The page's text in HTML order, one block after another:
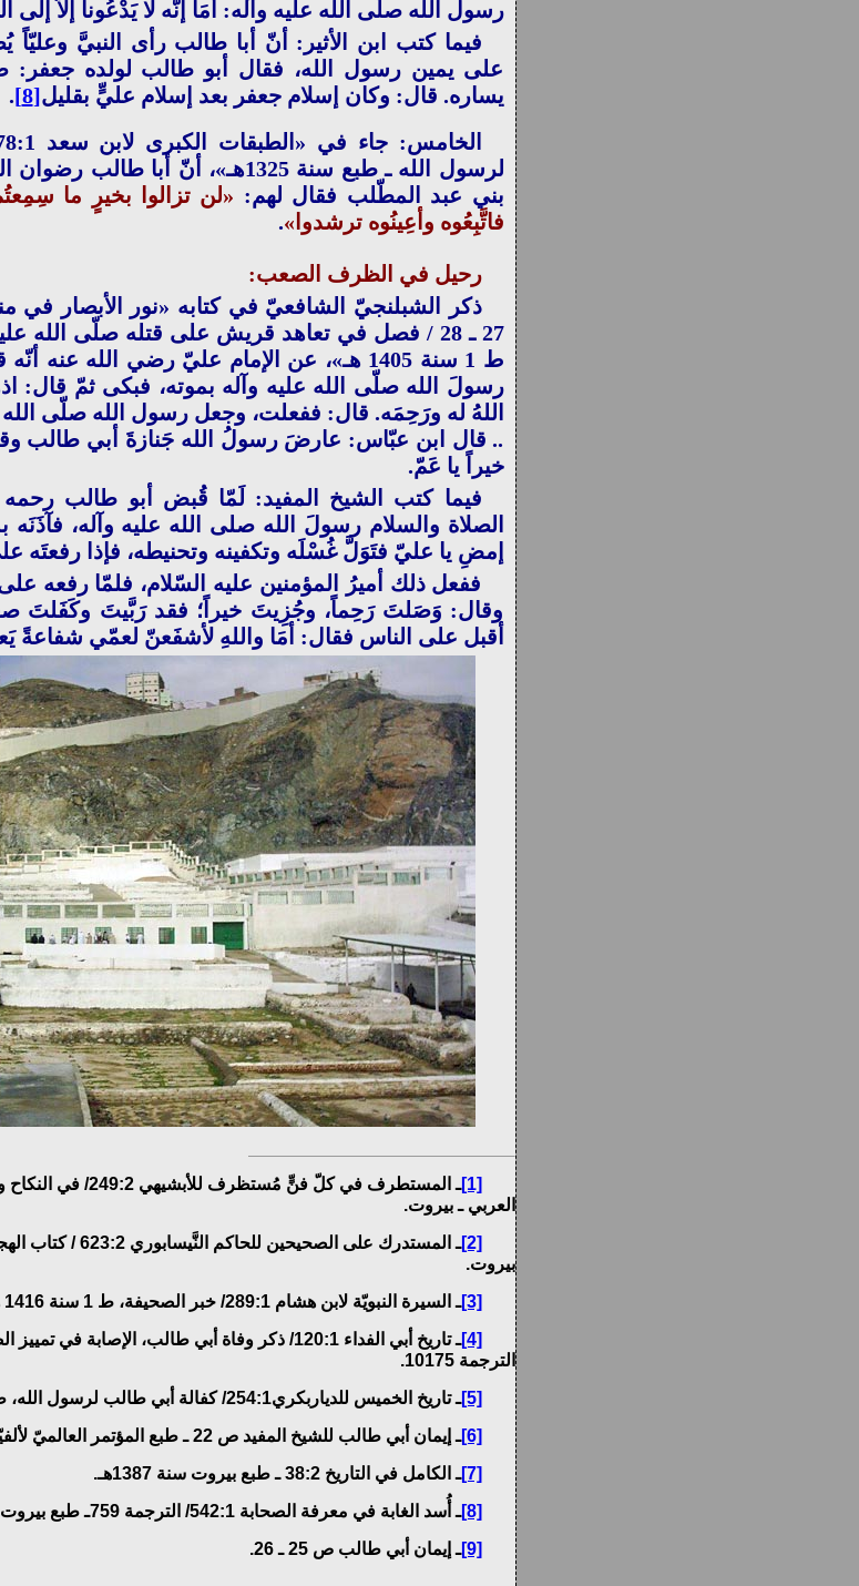
رسول الله صلّى الله عليه وآله: أمَا إنّه لا يَدْعُونا إلاّ إلى
فيما كتب ابن الأثير: أنّ أبا طالب رأى النبيَّ وعليّاً
على يمين رسول الله، فقال أبو طالب لولده
يساره. قال: وكان إسلام جعفر بعد إسلام عليٍّ بقليل[8]
.
لرسول الله ـ طبع سنة 1325هـ»، أنّ
بني عبد المطّلب فقال لهم: «لن تزالوا بخيرٍ ما
فاتَّبِعُوه وأعِينُوه ترشدوا».
رحيل في الظرف الصعب:
ذكر الشبلنجيّ الشافعيّ في كتابه «نور الأبصار في
27 ـ 28 / فصل في تعاهد قريش على قتله صلّى الله
ط 1 سنة 1405 هـ»، عن الإمام عليّ رضي الله
رسولَ الله صلّى الله عليه وآله بموته، فبكى ثمّ قال:
اللهُ له ورَحِمَه. قال: ففعلت، وجعل رسول الله صلّى الله
.. قال ابن عبّاس: عارضَ رسولُ الله جَنازةَ أبي طالب
خيراً يا عَمّ.
فيما كتب الشيخ المفيد: لَمّا قُبض أبو طالب رحمه
الصلاة والسلام رسولَ الله صلى الله عليه وآله، فآذَنَه
إمضِ يا عليّ فتَوَلَّ غُسْلَه وتكفينه وتحنيطه، فإذا رفعتَه
ففعل ذلك أميرُ المؤمنين عليه السّلام، فلمّا رفعه
وقال: وَصَلتَ رَحِماً، وجُزِيتَ خيراً؛ فقد رَبَّيتَ وكَفَلتَ
أقبل على الناس فقال: أمَا واللهِ لأشفَعنّ لعمّي شفاعةً
[1]
ـ المستطرف في كلّ فنٍّ
العربي ـ بيروت.
[2]
ـ المستدرك على
بيروت.
[3]ـ السيرة النبويّة لابن هشام 289:1/ خبر الصحيفة، ط 1 سنة 1416 هـ ـ القاهرة.
[4]ـ تاريخ أبي الفداء 120:1/ ذكر وفاة أبي طالب،
الترجمة 10175.
[5]ـ تاريخ الخميس للدياربكري254:1/ كفالة أبي طالب لرسول الله، طبع بيروت.
[6]ـ إيمان أبي طالب للشيخ المفيد ص 22 ـ طبع المؤتمر العالميّ لألفيّة الشيخ المفيد / سنة 1413هـ.
[7]ـ الكامل في التاريخ 38:2 ـ طبع بيروت سنة 1387هـ.
[8]ـ أُسد الغابة في معرفة الصحابة 542:1/ الترجمة 759ـ طبع بيروت.
[9]ـ إيمان أبي طالب ص 25 ـ 26.